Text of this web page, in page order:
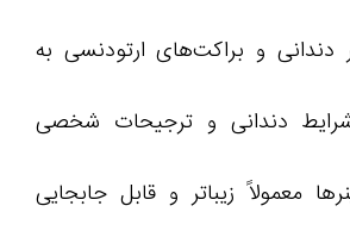
دندانی و براکت‌های ارتودنسی به
شرایط دندانی و ترجیحات شخصی
معمولاً زیباتر و قابل جابجایی